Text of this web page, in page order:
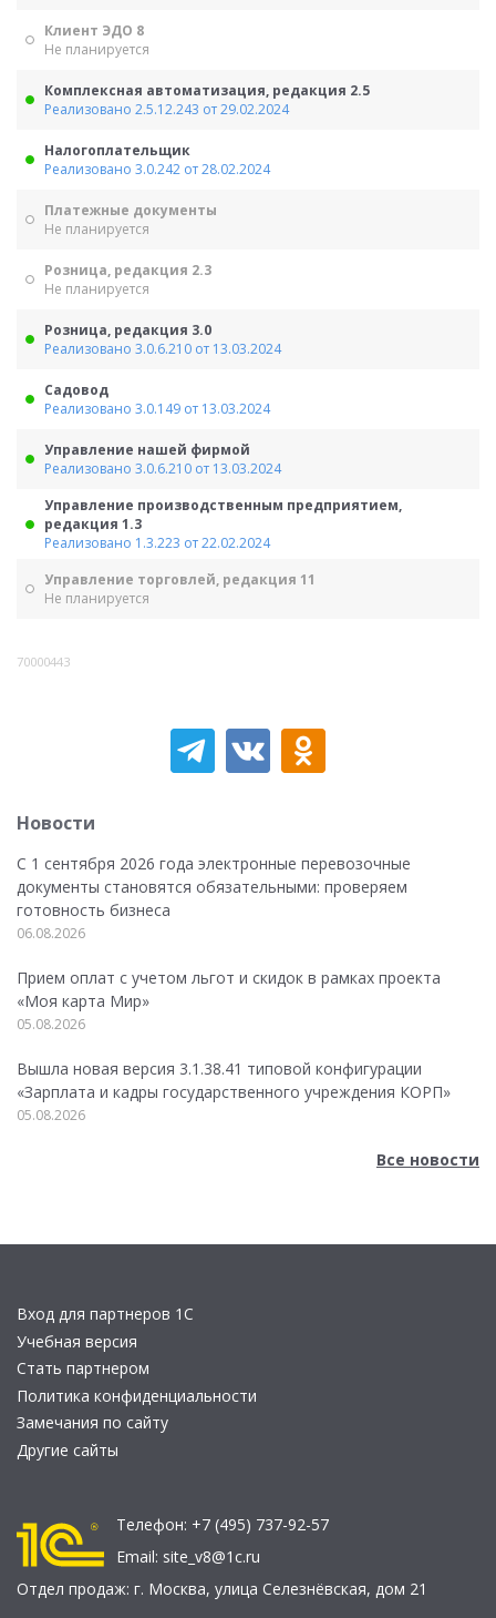
Клиент ЭДО 8
Не планируется
Комплексная автоматизация, редакция 2.5
Реализовано 2.5.12.243 от 29.02.2024
Налогоплательщик
Реализовано 3.0.242 от 28.02.2024
Платежные документы
Не планируется
Розница, редакция 2.3
Не планируется
Розница, редакция 3.0
Реализовано 3.0.6.210 от 13.03.2024
Садовод
Реализовано 3.0.149 от 13.03.2024
Управление нашей фирмой
Реализовано 3.0.6.210 от 13.03.2024
Управление производственным предприятием,
редакция 1.3
Реализовано 1.3.223 от 22.02.2024
Управление торговлей, редакция 11
Не планируется
70000443
Новости
С 1 сентября 2026 года электронные перевозочные
документы становятся обязательными: проверяем
готовность бизнеса
06.08.2026
Прием оплат с учетом льгот и скидок в рамках проекта
«Моя карта Мир»
05.08.2026
Вышла новая версия 3.1.38.41 типовой конфигурации
«Зарплата и кадры государственного учреждения КОРП»
05.08.2026
Все новости
Вход для партнеров 1С
Учебная версия
Стать партнером
Политика конфиденциальности
Замечания по сайту
Другие сайты
Телефон: +7 (495) 737-92-57
Email: site_v8@1c.ru
Отдел продаж: г. Москва, улица Селезнёвская, дом 21